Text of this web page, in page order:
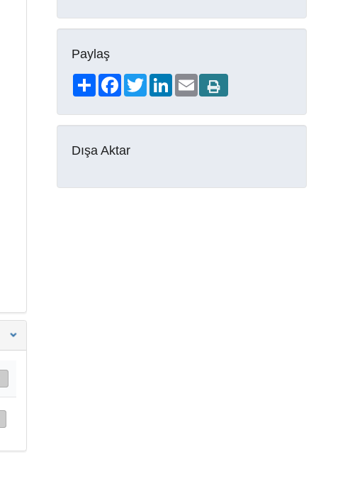
Paylaş
ShareFacebookTwitterLinkedIn
Email
Dışa Aktar